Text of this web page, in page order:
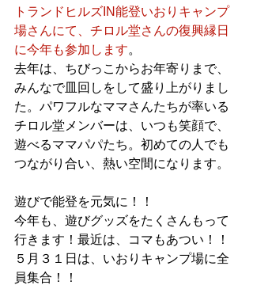
トランドヒルズIN能登いおりキャンプ
場さんにて、チロル堂さんの復興縁日
に今年も参加します。
去年は、ちびっこからお年寄りまで、
みんなで皿回しをして盛り上がりまし
た。パワフルなママさんたちが率いる
チロル堂メンバーは、いつも笑顔で、
遊べるママパパたち。初めての人でも
つながり合い、熱い空間になります。
遊びで能登を元気に！！
今年も、遊びグッズをたくさんもって
行きます！最近は、コマもあつい！！
５月３１日は、いおりキャンプ場に全
員集合！！